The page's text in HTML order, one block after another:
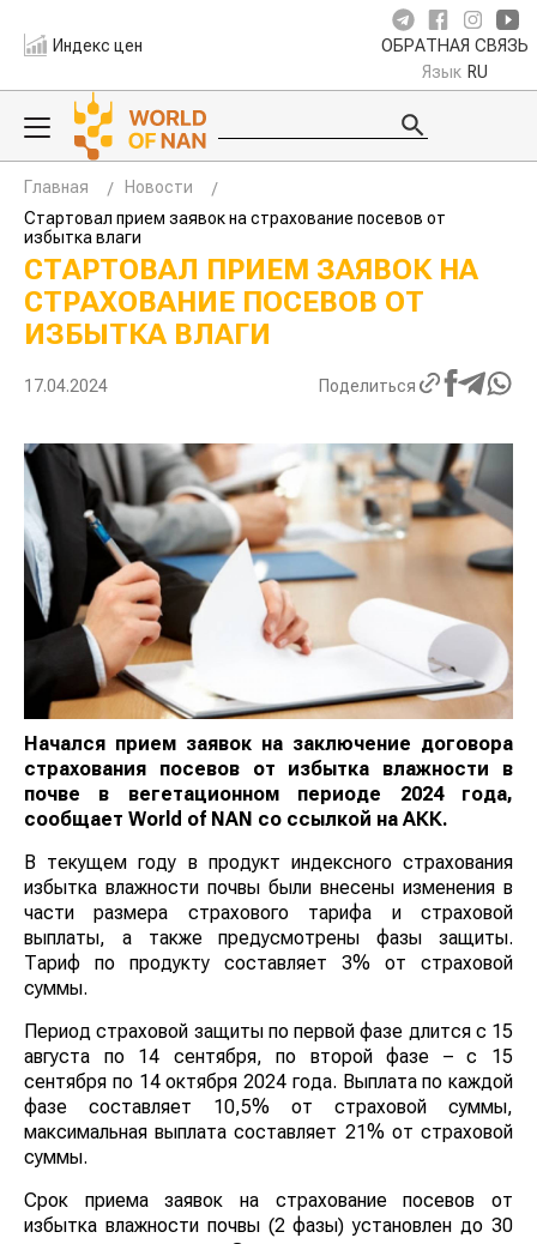
Индекс цен ОБРАТНАЯ СВЯЗЬ
Язык RU
Главная
Новости
Стартовал прием заявок на страхование посевов от
избытка влаги
СТАРТОВАЛ ПРИЕМ ЗАЯВОК НА
СТРАХОВАНИЕ ПОСЕВОВ ОТ
ИЗБЫТКА ВЛАГИ
17.04.2024 Поделиться
Начался прием заявок на заключение договора
страхования посевов от избытка влажности в
почве в вегетационном периоде 2024 года,
сообщает World of NAN со ссылкой на АКК.
В текущем году в продукт индексного страхования
избытка влажности почвы были внесены изменения в
части размера страхового тарифа и страховой
выплаты, а также предусмотрены фазы защиты.
Тариф по продукту составляет 3% от страховой
суммы.
Период страховой защиты по первой фазе длится с 15
августа по 14 сентября, по второй фазе – с 15
сентября по 14 октября 2024 года. Выплата по каждой
фазе составляет 10,5% от страховой суммы,
максимальная выплата составляет 21% от страховой
суммы.
Срок приема заявок на страхование посевов от
избытка влажности почвы (2 фазы) установлен до 30